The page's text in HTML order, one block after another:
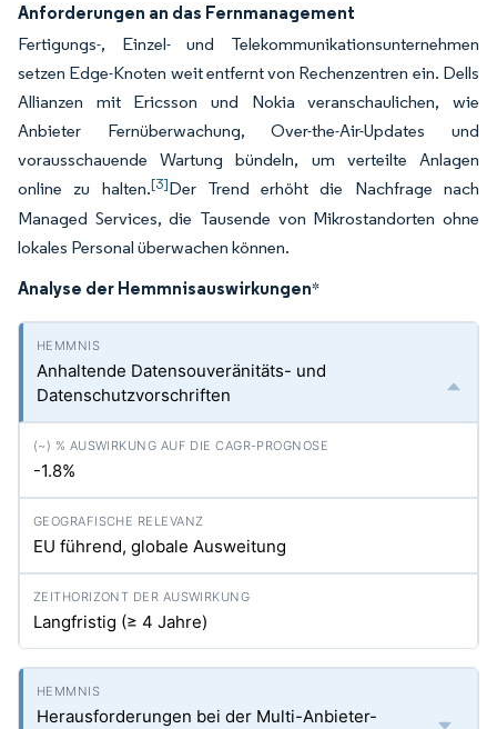
Anforderungen an das Fernmanagement
Fertigungs-, Einzel- und Telekommunikationsunternehmen
setzen Edge-Knoten weit entfernt von Rechenzentren ein. Dells
Allianzen mit Ericsson und Nokia veranschaulichen, wie
Anbieter Fernüberwachung, Over-the-Air-Updates und
vorausschauende Wartung bündeln, um verteilte Anlagen
online zu halten.[3]Der Trend erhöht die Nachfrage nach
Managed Services, die Tausende von Mikrostandorten ohne
lokales Personal überwachen können.
Analyse der Hemmnisauswirkungen*
Anhaltende Datensouveränitäts- und
Datenschutzvorschriften
-1.8%
EU führend, globale Ausweitung
Langfristig (≥ 4 Jahre)
Herausforderungen bei der Multi-Anbieter-